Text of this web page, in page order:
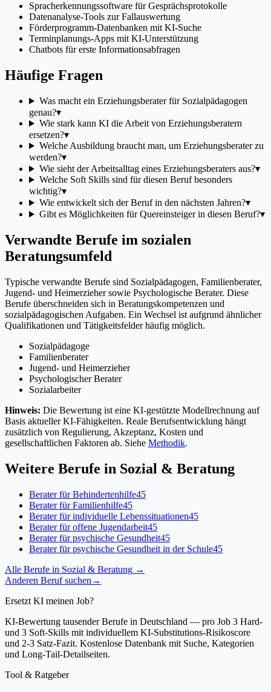
Spracherkennungssoftware für Gesprächsprotokolle
Datenanalyse-Tools zur Fallauswertung
Förderprogramm-Datenbanken mit KI-Suche
Terminplanungs-Apps mit KI-Unterstützung
Chatbots für erste Informationsabfragen
Häufige Fragen
Was macht ein Erziehungsberater für Sozialpädagogen
genau?▾
Wie stark kann KI die Arbeit von Erziehungsberatern
ersetzen?▾
Welche Ausbildung braucht man, um Erziehungsberater zu
werden?▾
Wie sieht der Arbeitsalltag eines Erziehungsberaters aus?▾
Welche Soft Skills sind für diesen Beruf besonders
wichtig?▾
Wie entwickelt sich der Beruf in den nächsten Jahren?▾
Gibt es Möglichkeiten für Quereinsteiger in diesen Beruf?▾
Verwandte Berufe im sozialen
Beratungsumfeld
Typische verwandte Berufe sind Sozialpädagogen, Familienberater,
Jugend- und Heimerzieher sowie Psychologische Berater. Diese
Berufe überschneiden sich in Beratungskompetenzen und
sozialpädagogischen Aufgaben. Ein Wechsel ist aufgrund ähnlicher
Qualifikationen und Tätigkeitsfelder häufig möglich.
Sozialpädagoge
Familienberater
Jugend- und Heimerzieher
Psychologischer Berater
Sozialarbeiter
Hinweis: Die Bewertung ist eine KI-gestützte Modellrechnung auf
Basis aktueller KI-Fähigkeiten. Reale Berufsentwicklung hängt
zusätzlich von Regulierung, Akzeptanz, Kosten und
gesellschaftlichen Faktoren ab. Siehe Methodik.
Weitere Berufe in Sozial & Beratung
Berater für Behindertenhilfe45
Berater für Familienhilfe45
Berater für individuelle Lebenssituationen45
Berater für offene Jugendarbeit45
Berater für psychische Gesundheit45
Berater für psychische Gesundheit in der Schule45
Alle Berufe in Sozial & Beratung →
Anderen Beruf suchen →
Ersetzt KI meinen Job?
KI-Bewertung tausender Berufe in Deutschland — pro Job 3 Hard-
und 3 Soft-Skills mit individuellem KI-Substitutions-Risikoscore
und 2-3 Satz-Fazit. Kostenlose Datenbank mit Suche, Kategorien
und Long-Tail-Detailseiten.
Tool & Ratgeber